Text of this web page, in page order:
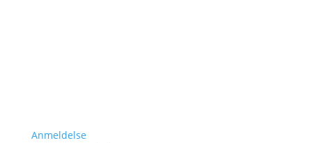
Anmeldelse